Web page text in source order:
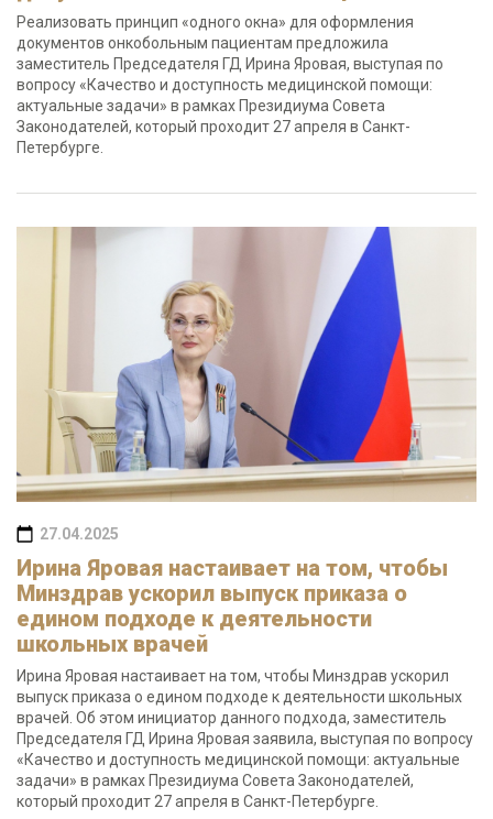
Реализовать принцип «одного окна» для оформления
документов онкобольным пациентам предложила
заместитель Председателя ГД Ирина Яровая, выступая по
вопросу «Качество и доступность медицинской помощи:
актуальные задачи» в рамках Президиума Совета
Законодателей, который проходит 27 апреля в Санкт-
Петербурге.
27.04.2025
Ирина Яровая настаивает на том, чтобы
Минздрав ускорил выпуск приказа о
едином подходе к деятельности
школьных врачей
Ирина Яровая настаивает на том, чтобы Минздрав ускорил
выпуск приказа о едином подходе к деятельности школьных
врачей. Об этом инициатор данного подхода, заместитель
Председателя ГД Ирина Яровая заявила, выступая по вопросу
«Качество и доступность медицинской помощи: актуальные
задачи» в рамках Президиума Совета Законодателей,
который проходит 27 апреля в Санкт-Петербурге.